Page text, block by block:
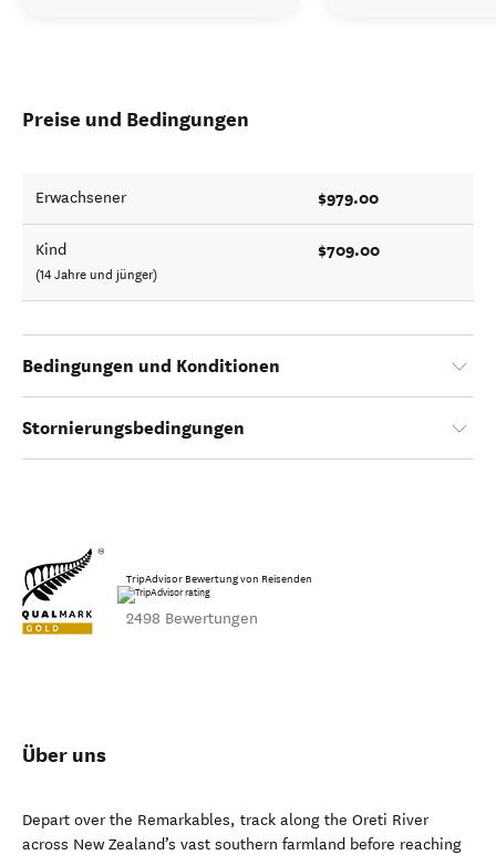
Preise und Bedingungen
Erwachsener $979.00
Kind
(14 Jahre und jünger)
$709.00
Bedingungen und Konditionen
Stornierungsbedingungen
TripAdvisor Bewertung von Reisenden
2498 Bewertungen
Über uns
Depart over the Remarkables, track along the Oreti River
across New Zealand’s vast southern farmland before reaching